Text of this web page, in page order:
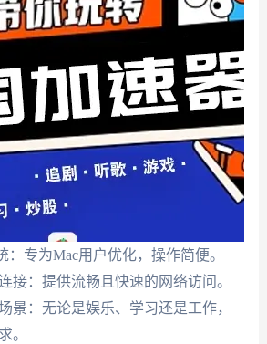
：专为Mac用户优化，操作简便。
接：提供流畅且快速的网络访问。
景：无论是娱乐、学习还是工作，
。